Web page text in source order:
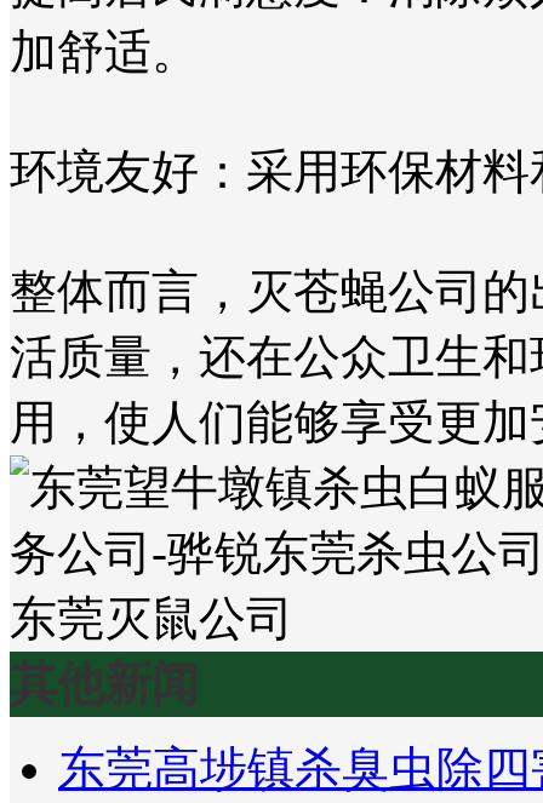
加舒适。
环境友好：采用环保材
整体而言，灭苍蝇公司
活质量，还在公众卫生
用，使人们能够享受更
其他新闻
东莞高埗镇杀臭虫除